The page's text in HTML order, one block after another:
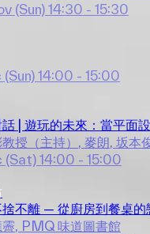
(Sun) 14:30 - 15:30
14:00 - 15:00
| 遊玩的未來：當平面
授（主持）
麥朗 坂本
(Sat) 14:00 - 15:00
不離 — 從廚房到餐桌的
PMQ 味道圖書館